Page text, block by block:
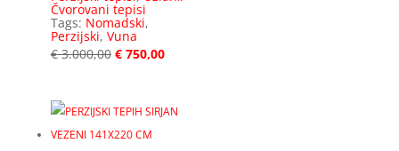
Čvorovani tepisi
Tags: Nomadski,
Perzijski, Vuna
€3.000,00 €750,00